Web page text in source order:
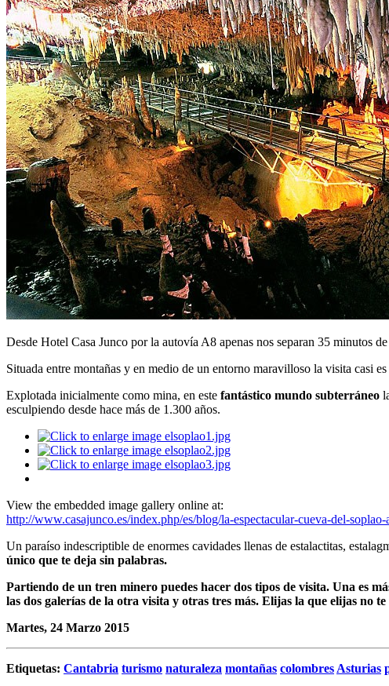
Desde Hotel Casa Junco por la autovía A8 apenas nos separan 35 minutos
Situada entre montañas y en medio de un entorno maravilloso la visita casi
Explotada inicialmente como mina, en este fantástico mundo subterráneo
esculpiendo desde hace más de 1.300 años.
View the embedded image gallery online at:
http://www.casajunco.es/index.php/es/blog/la-espectacular-cueva-del-
Un paraíso indescriptible de enormes cavidades llenas de estalactitas,
único que te deja sin palabras.
Partiendo de un tren minero puedes hacer dos tipos de visita. Una es
las dos galerías de la otra visita y otras tres más. Elijas la que elijas no te
Martes, 24 Marzo 2015
Etiquetas: Cantabria turismo naturaleza montañas colombres Asturias